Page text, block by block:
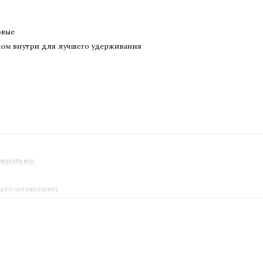
внутри для лучшего удерживания
все
AUTOREGGENTE